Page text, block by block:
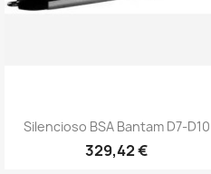
Vista rápida
Silencioso BSA Bantam D7-D10
329,42 €